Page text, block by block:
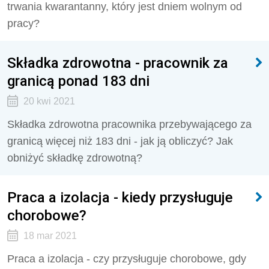
trwania kwarantanny, który jest dniem wolnym od
pracy?
Składka zdrowotna - pracownik za
granicą ponad 183 dni
20 kwi 2021
Składka zdrowotna pracownika przebywającego za
granicą więcej niż 183 dni - jak ją obliczyć? Jak
obniżyć składkę zdrowotną?
Praca a izolacja - kiedy przysługuje
chorobowe?
18 mar 2021
Praca a izolacja - czy przysługuje chorobowe, gdy